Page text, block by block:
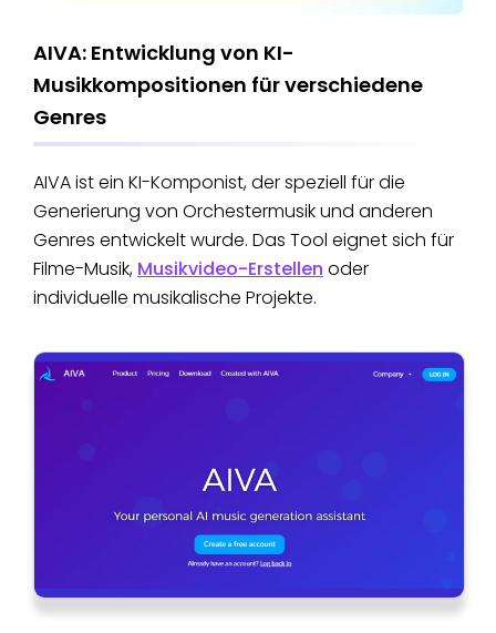
AIVA: Entwicklung von KI-
Musikkompositionen für verschiedene
Genres
AIVA ist ein KI-Komponist, der speziell für die
Generierung von Orchestermusik und anderen
Genres entwickelt wurde. Das Tool eignet sich für
Filme-Musik, Musikvideo-Erstellen oder
individuelle musikalische Projekte.